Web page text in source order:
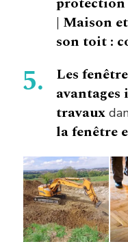
| Maison
son toit :
Les
travaux
la fenêtre